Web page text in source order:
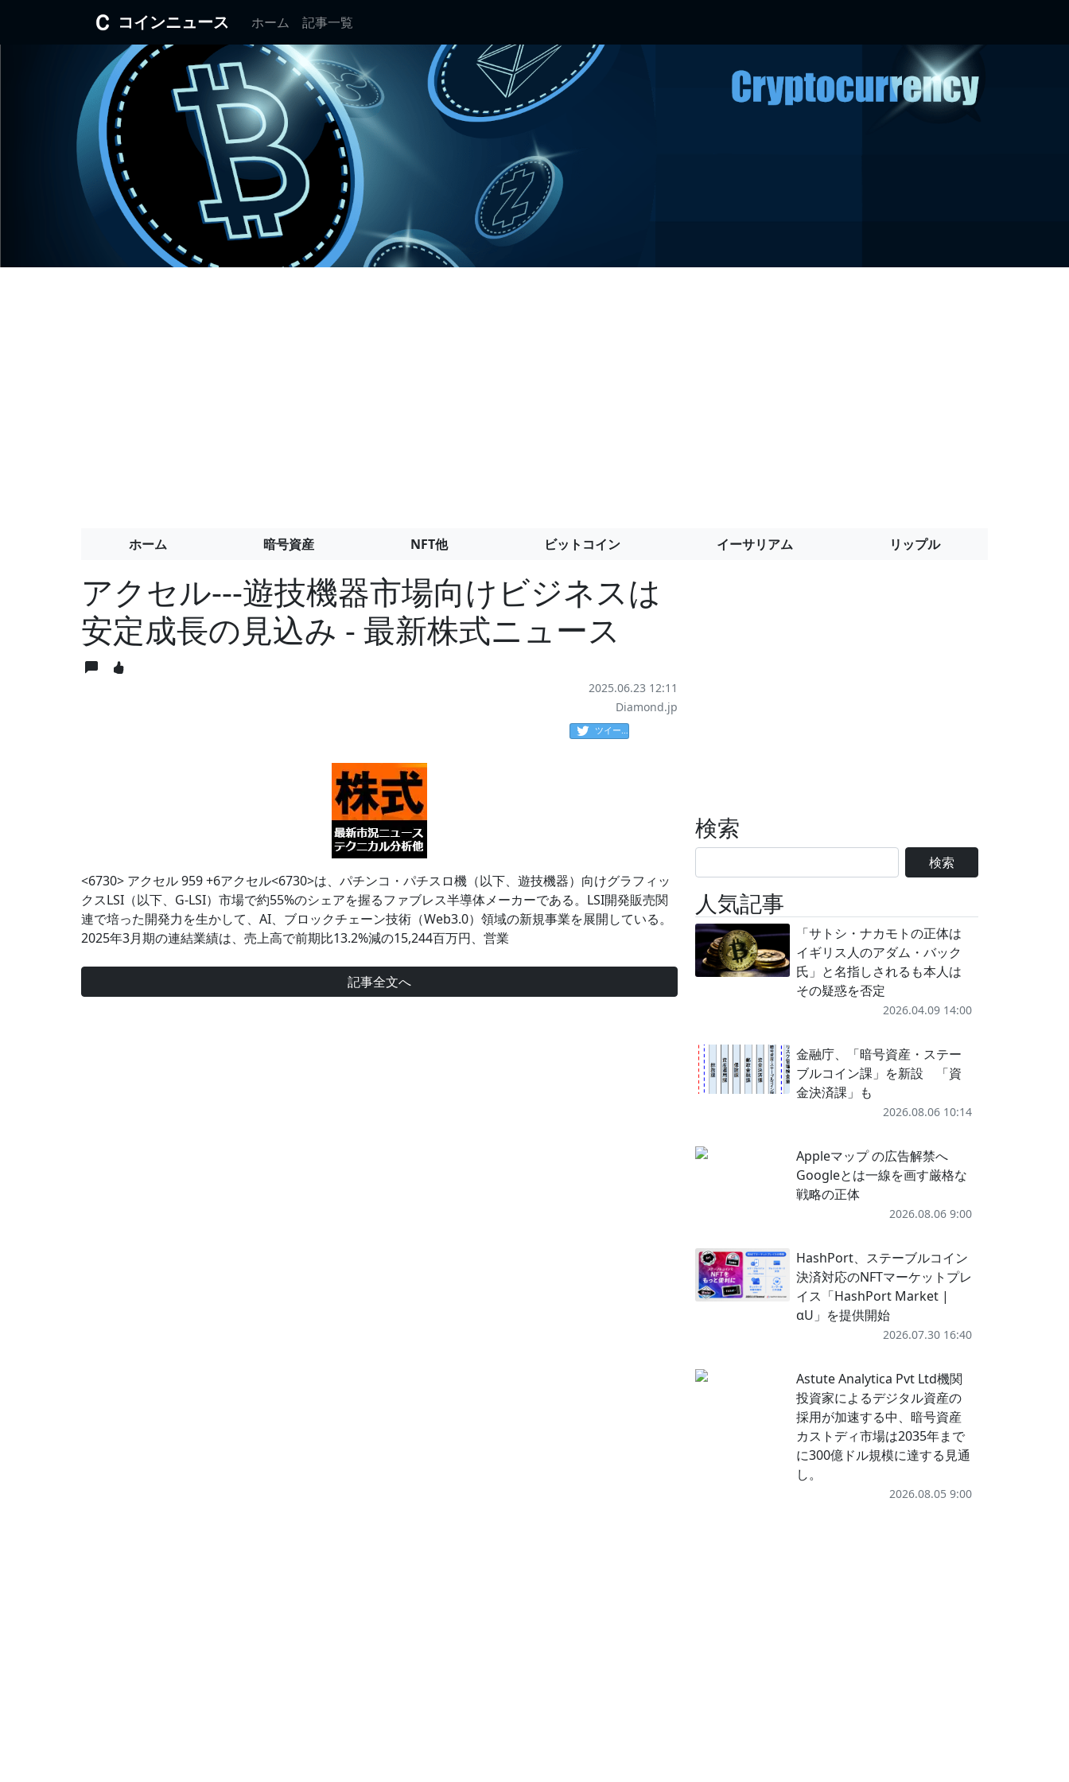
コインニュース ホーム 記事一覧
ホーム 暗号資産 NFT他 ビットコイン イーサリアム リップル
アクセル---遊技機器市場向けビジネスは
安定成長の見込み - 最新株式ニュース
2025.06.23 12:11
Diamond.jp
ツイート
<6730> アクセル 959 +6アクセル<6730>は、パチンコ・パチスロ機（以下、遊技機器）向けグラフィッ
クスLSI（以下、G-LSI）市場で約55%のシェアを握るファブレス半導体メーカーである。LSI開発販売関
連で培った開発力を生かして、AI、ブロックチェーン技術（Web3.0）領域の新規事業を展開している。
2025年3月期の連結業績は、売上高で前期比13.2%減の15,244百万円、営業
記事全文へ
検索
検索
人気記事
「サトシ・ナカモトの正体は
イギリス人のアダム・バック
氏」と名指しされるも本人は
その疑惑を否定
2026.04.09 14:00
金融庁、「暗号資産・ステー
ブルコイン課」を新設 「資
金決済課」も
2026.08.06 10:14
Appleマップ の広告解禁へ
Googleとは一線を画す厳格な
戦略の正体
2026.08.06 9:00
HashPort、ステーブルコイン
決済対応のNFTマーケットプレ
イス「HashPort Market |
αU」を提供開始
2026.07.30 16:40
Astute Analytica Pvt Ltd機関
投資家によるデジタル資産の
採用が加速する中、暗号資産
カストディ市場は2035年まで
に300億ドル規模に達する見通
し。
2026.08.05 9:00